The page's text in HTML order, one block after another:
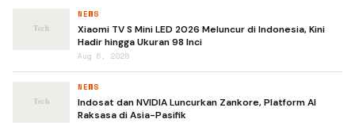
NEWS
Xiaomi TV S Mini LED 2026 Meluncur di Indonesia, Kini
Hadir hingga Ukuran 98 Inci
Aug 6, 2026
NEWS
Indosat dan NVIDIA Luncurkan Zankore, Platform AI
Raksasa di Asia-Pasifik